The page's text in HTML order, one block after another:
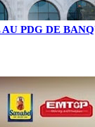
PDG DE